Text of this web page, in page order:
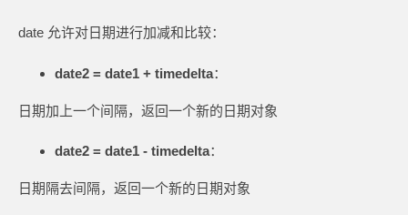
date 允许对日期进行加减和比较：
date2 = date1 + timedelta：
日期加上一个间隔，返回一个新的日期对象
date2 = date1 - timedelta：
日期隔去间隔，返回一个新的日期对象